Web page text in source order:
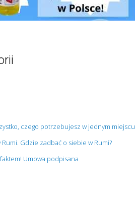
czego potrzebujesz w jednym miejscu
Gdzie zadbać o siebie w Rumi?
Umowa podpisana